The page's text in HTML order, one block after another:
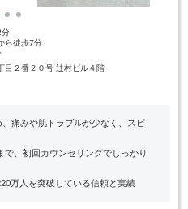
分
ら徒歩7分
目２番２０号 辻村ビル４階
、痛みや肌トラブルが少なく、スピ
で、初回カウンセリングでしっかり
万人を突破している信頼と実績